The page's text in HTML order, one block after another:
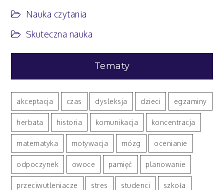
Nauka czytania
Skuteczna nauka
Tematy
akceptacja czas dysleksja dzieci egzaminy
herbata historia komunikacja koncentracja
matematyka motywacja mózg ocenianie
odpoczynek owoce pamięć planowanie
przeciwutleniacze stres studenci szkoła